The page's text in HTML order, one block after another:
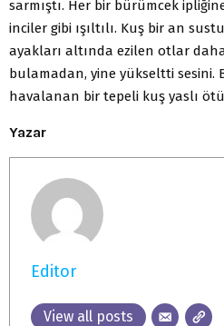
sarmıştı. Her bir bürümcek
inciler gibi ışıltılı. Kuş bir an
ayakları altında ezilen otlar
bulamadan, yine yükseltti sesini.
havalanan bir tepeli kuş yaslı
Yazar
Editor
View all posts